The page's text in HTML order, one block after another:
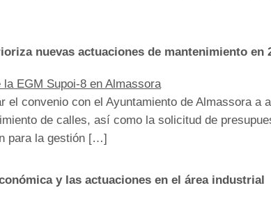
nuevas actuaciones de mantenimiento en
convenio con el Ayuntamiento de Almassora a
de calles, así como la solicitud de
para la gestión […]
y las actuaciones en el área industrial